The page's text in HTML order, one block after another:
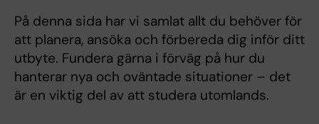
På denna sida har vi samlat allt du behöver för
att planera, ansöka och förbereda dig inför ditt
utbyte. Fundera gärna i förväg på hur du
hanterar nya och oväntade situationer – det
är en viktig del av att studera utomlands.